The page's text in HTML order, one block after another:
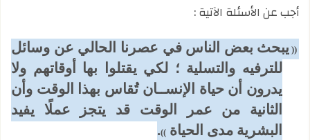
أجب عن الأسئلة الآتية :
(( يبحث بعض الناس في عصرنا الحالي عن وسائل
للترفيه والتسلية ؛ لكي يقتلوا بها أوقاتهم ولا
يدرون أن حياة الإنســان تُقاس بهذا الوقت وأن
الثانية من عمر الوقت قد يتجز عملًا يفيد
البشرية مدى الحياة ))
.